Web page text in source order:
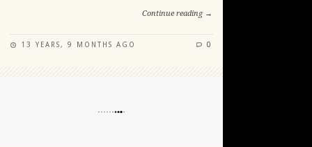
Continue reading →
13 YEARS, 9 MONTHS AGO 0